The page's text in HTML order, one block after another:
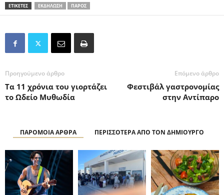
ΕΤΙΚΕΤΕΣ ΕΚΔΗΛΩΣΗ ΠΑΡΟΣ
Προηγούμενο άρθρο
Τα 11 χρόνια του γιορτάζει
το Ωδείο Μυθωδία
Επόμενο άρθρο
Φεστιβάλ γαστρονομίας
στην Αντίπαρο
ΠΑΡΟΜΟΙΑ ΑΡΘΡΑ ΠΕΡΙΣΣΟΤΕΡΑ ΑΠΟ ΤΟΝ ΔΗΜΙΟΥΡΓΟ